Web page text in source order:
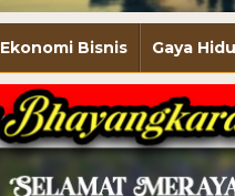
Ekonomi Bisnis Gaya